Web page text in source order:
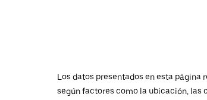
Los datos presentados en esta
según factores como la ubicación, las